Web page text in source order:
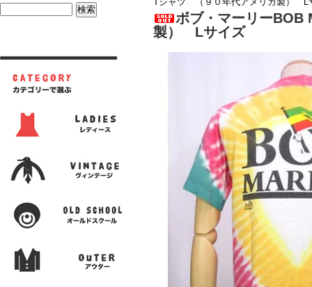
ボブ・マーリーBOB
製） Lサイズ